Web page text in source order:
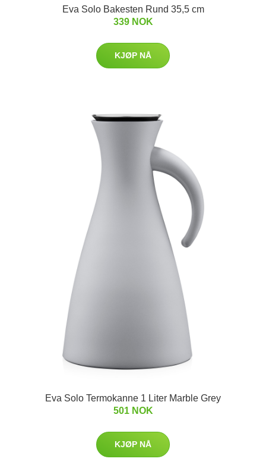
Eva Solo Bakesten Rund 35,5 cm
339 NOK
KJØP NÅ
Eva Solo Termokanne 1 Liter Marble Grey
501 NOK
KJØP NÅ